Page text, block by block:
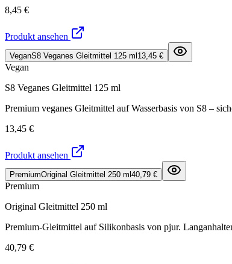
8,45 €
Produkt ansehen
VeganS8 Veganes Gleitmittel 125 ml 13,45 €
Vegan
S8 Veganes Gleitmittel 125 ml
Premium veganes Gleitmittel auf Wasserbasis von S8 –
13,45 €
Produkt ansehen
PremiumOriginal Gleitmittel 250 ml 40,79 €
Premium
Original Gleitmittel 250 ml
Premium-Gleitmittel auf Silikonbasis von pjur.
40,79 €